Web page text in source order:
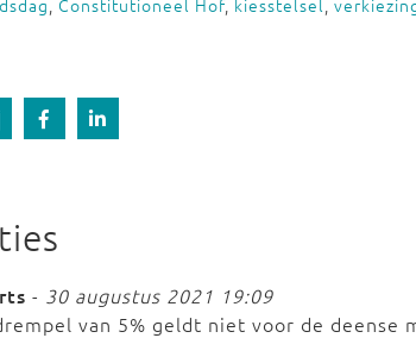
, Constitutioneel Hof, kiesstelsel,
- 30 augustus 2021 19:09
van 5% geldt niet voor de deense